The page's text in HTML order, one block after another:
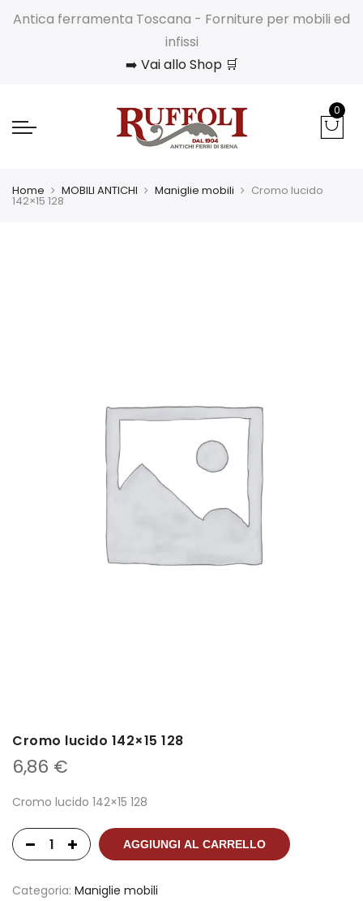
Antica ferramenta Toscana - Forniture per mobili ed
infissi
➡️ Vai allo Shop 🛒
0
Home MOBILI ANTICHI Maniglie mobili Cromo lucido
142×15 128
Cromo lucido 142×15 128
6,86 €
Cromo lucido 142×15 128
AGGIUNGI AL CARRELLO
Categoria: Maniglie mobili